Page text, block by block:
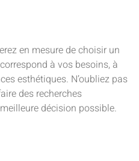
en mesure de choisir un
à vos besoins, à
esthétiques. N’oubliez pas
des recherches
décision possible.